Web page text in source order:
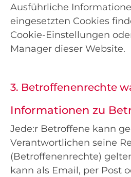
Ausführliche
eingesetzten Cookies
Cookie-Einstellungen
Manager dieser Website.
3. Betroffenenrechte
Informationen zu
Jede:r Betroffene kann
Verantwortlichen seine
(Betroffenenrechte)
kann als Email, per Post